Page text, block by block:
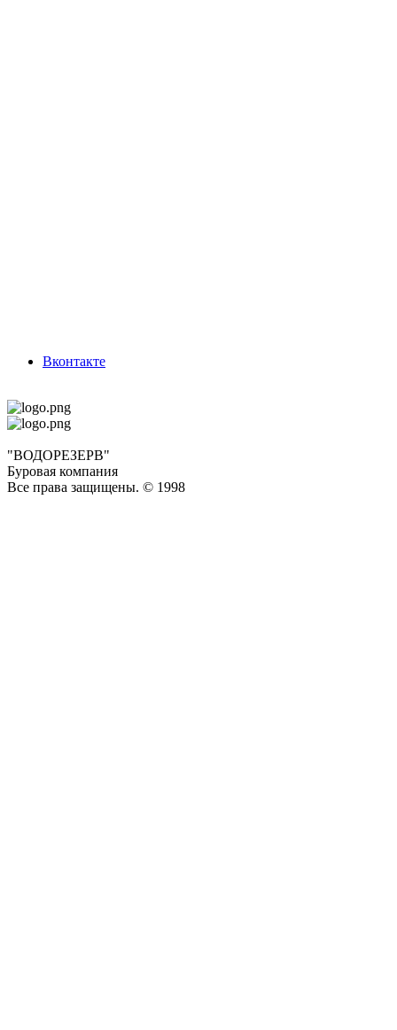
Вконтакте
"ВОДОРЕЗЕРВ"
Буровая компания
Все права защищены. © 1998